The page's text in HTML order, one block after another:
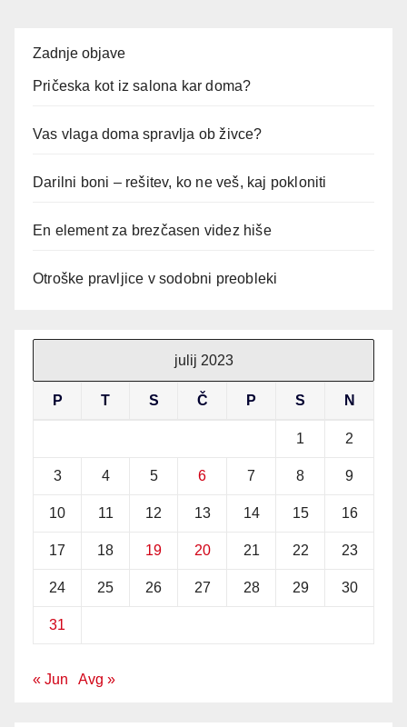
Zadnje objave
Pričeska kot iz salona kar doma?
Vas vlaga doma spravlja ob živce?
Darilni boni – rešitev, ko ne veš, kaj pokloniti
En element za brezčasen videz hiše
Otroške pravljice v sodobni preobleki
julij 2023
P T S Č P S N
1 2
3 4 5 6 7 8 9
10 11 12 13 14 15 16
17 18 19 20 21 22 23
24 25 26 27 28 29 30
31
« Jun Avg »